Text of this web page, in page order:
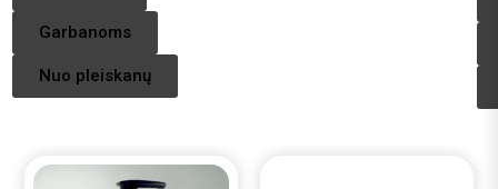
Garbanoms
Nuo pleiskanų